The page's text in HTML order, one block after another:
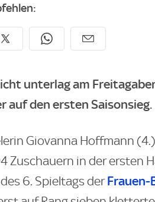
unterlag am
auf den ersten Saisonsieg.
Giovanna Hoffmann
Zuschauern in der ersten
6. Spieltags derFrauen-